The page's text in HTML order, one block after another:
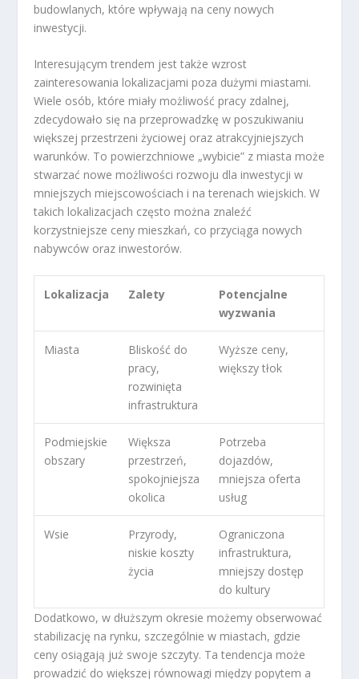
budowlanych, które wpływają na ceny nowych
inwestycji.
Interesującym trendem jest także wzrost
zainteresowania lokalizacjami poza dużymi miastami.
Wiele osób, które miały możliwość pracy zdalnej,
zdecydowało się na przeprowadzkę w poszukiwaniu
większej przestrzeni życiowej oraz atrakcyjniejszych
warunków. To powierzchniowe „wybicie” z miasta może
stwarzać nowe możliwości rozwoju dla inwestycji w
mniejszych miejscowościach i na terenach wiejskich. W
takich lokalizacjach często można znaleźć
korzystniejsze ceny mieszkań, co przyciąga nowych
nabywców oraz inwestorów.
Lokalizacja Zalety
Potencjalne
wyzwania
Miasta
Bliskość do
pracy,
rozwinięta
infrastruktura
Wyższe ceny,
większy tłok
Podmiejskie
obszary
Większa
przestrzeń,
spokojniejsza
okolica
Potrzeba
dojazdów,
mniejsza oferta
usług
Wsie
Przyrody,
niskie koszty
życia
Ograniczona
infrastruktura,
mniejszy dostęp
do kultury
Dodatkowo, w dłuższym okresie możemy obserwować
stabilizację na rynku, szczególnie w miastach, gdzie
ceny osiągają już swoje szczyty. Ta tendencja może
prowadzić do większej równowagi między popytem a